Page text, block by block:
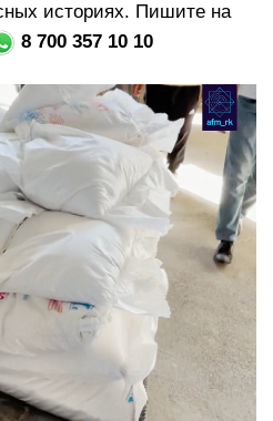
в
и
а
ц
и
ю
историях. Пишите на
8 700 357 10 10